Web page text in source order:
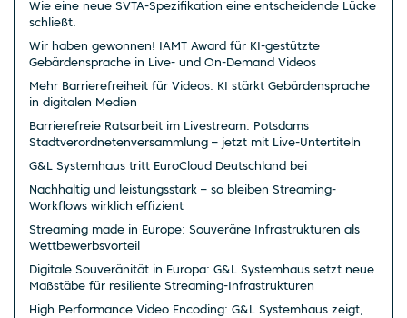
Wie eine neue SVTA-Spezifikation eine entscheidende Lücke
schließt.
Wir haben gewonnen! IAMT Award für KI-gestützte
Gebärdensprache in Live- und On-Demand Videos
Mehr Barrierefreiheit für Videos: KI stärkt Gebärdensprache
in digitalen Medien
Barrierefreie Ratsarbeit im Livestream: Potsdams
Stadtverordnetenversammlung – jetzt mit Live-Untertiteln
G&L Systemhaus tritt EuroCloud Deutschland bei
Nachhaltig und leistungsstark – so bleiben Streaming-
Workflows wirklich effizient
Streaming made in Europe: Souveräne Infrastrukturen als
Wettbewerbsvorteil
Digitale Souveränität in Europa: G&L Systemhaus setzt neue
Maßstäbe für resiliente Streaming-Infrastrukturen
High Performance Video Encoding: G&L Systemhaus zeigt,